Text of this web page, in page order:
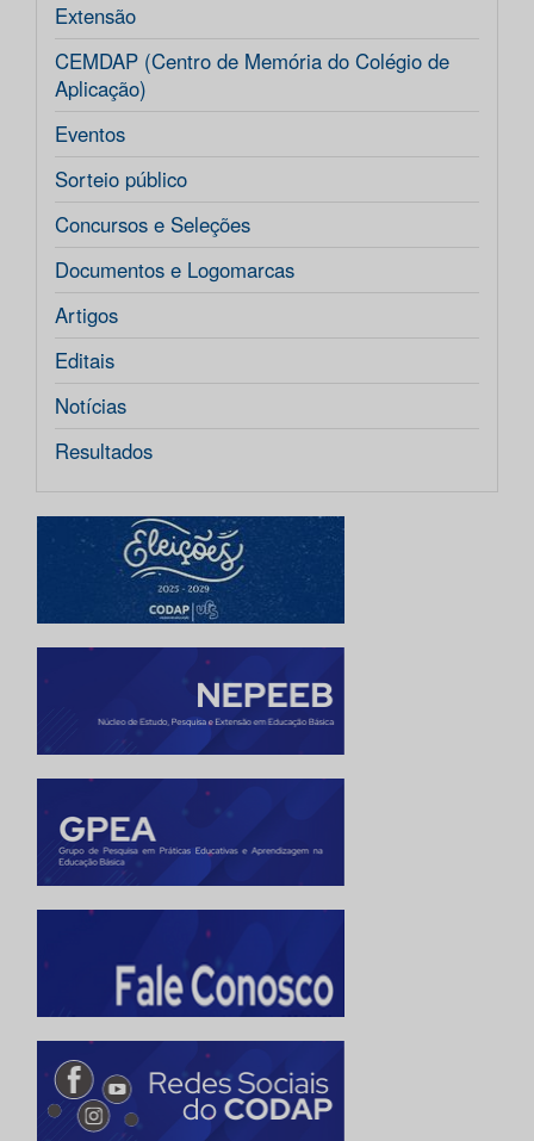
Extensão
CEMDAP (Centro de Memória do Colégio de
Aplicação)
Eventos
Sorteio público
Concursos e Seleções
Documentos e Logomarcas
Artigos
Editais
Notícias
Resultados